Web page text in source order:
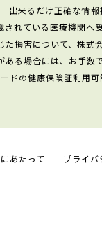
出来るだけ正確な情
されている医療機関へ
た損害について、株式
ある場合には、お手数
ドの健康保険証利用
あたって プライバ